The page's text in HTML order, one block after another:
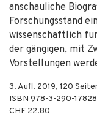
anschauliche
Forschungsstand
wissenschaftlich
der gängigen, mit
Vorstellungen
3. Aufl. 2019, 120
ISBN 978-3-290-
CHF 22.80